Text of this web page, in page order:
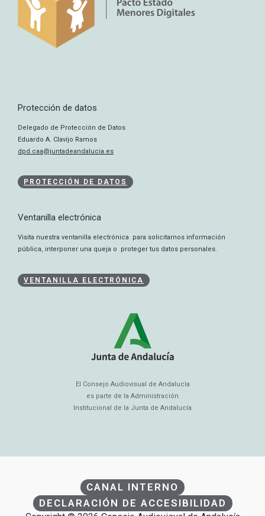
Protección de datos
Delegado de Protección de Datos
Eduardo A. Clavijo Ramos
dpd.caa@juntadeandalucia.es
PROTECCIÓN DE DATOS
Ventanilla electrónica
Visita nuestra ventanilla electrónica para solicitarnos información
pública, interponer una queja o proteger tus datos personales.
VENTANILLA ELECTRÓNICA
El Consejo Audiovisual de Andalucía
es parte de la Administración
Institucional de la Junta de Andalucía
CANAL INTERNO
DECLARACIÓN DE ACCESIBILIDAD